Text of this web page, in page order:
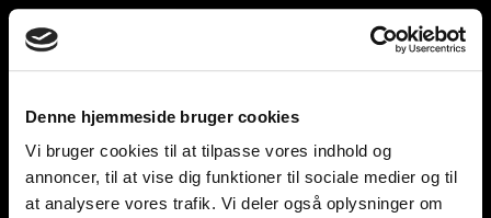
Denne hjemmeside bruger cookies
Vi bruger cookies til at tilpasse vores indhold og
annoncer, til at vise dig funktioner til sociale medier og til
at analysere vores trafik. Vi deler også oplysninger om
Toggle
navigation
unnu
Help and support
Retailers
Browse for inspiration